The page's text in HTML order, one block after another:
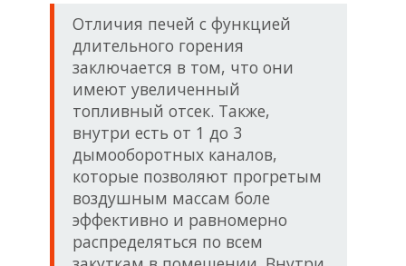
тлеют, тем самым время
горения увеличивается в
несколько раз по сравнению с
обычной печью.
Покупая чугунную печь, обратите внимание на то, какие
топливо производитель рекомендуем использовать для
растопки. В некоторых случаях, помимо дров можно
использовать торф и покупные пеллеты. Также, очень
важно контролировать уровень важности в помещении,
так как чугун склонен к возникновению ржавчин и
коррозий.